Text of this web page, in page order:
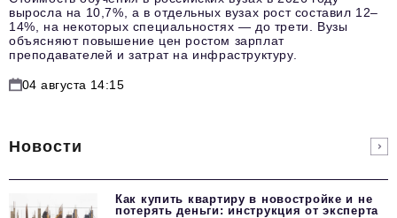
выросла на 10,7%, а в отдельных вузах рост составил 12–
14%, на некоторых специальностях — до трети. Вузы
объясняют повышение цен ростом зарплат
преподавателей и затрат на инфраструктуру.
04 августа 14:15
Новости
Как купить квартиру в новостройке и не
потерять деньги: инструкция от эксперта